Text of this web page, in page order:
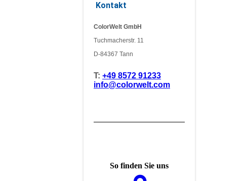
Kontakt
ColorWelt GmbH
Tuchmacherstr. 11
D-84367 Tann
T: +49 8572 91233
info@colorwelt.com
So finden Sie uns